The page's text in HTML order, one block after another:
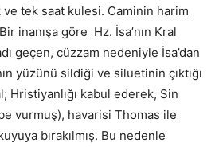
tek saat kulesi. Caminin harim
inanışa göre Hz. İsa’nın Kral
geçen, cüzzam nedeniyle İsa’dan
yüzünü sildiği ve siluetinin çıktığı
Hristiyanlığı kabul ederek, Sin
vurmuş), havarisi Thomas ile
bırakılmış. Bu nedenle